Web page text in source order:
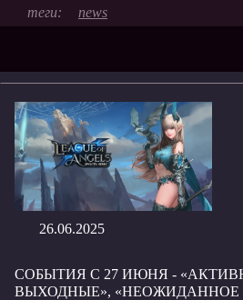
news
26.06.2025
СОБЫТИЯ С 27 ИЮНЯ -
ВЫХОДНЫЕ», «НЕОЖИДАННОЕ